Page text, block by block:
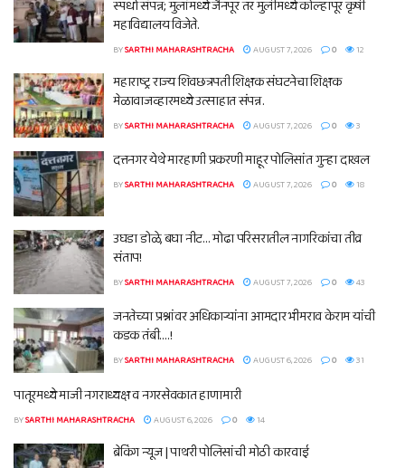
स्पर्धा संपन्न; मुलांमध्ये जैनपूर तर मुलींमध्ये कोल्हापूर कृषी
महाविद्यालय विजेते.
BYSARTHI MAHARASHTRACHA AUGUST 7, 2026 0 12
महाराष्ट्र राज्य शिवछत्रपती शिक्षक संघटनेचा शिक्षक
मेळावाजव्हारमध्ये उत्साहात संपन्न.
BYSARTHI MAHARASHTRACHA AUGUST 7, 2026 0 3
दत्तनगर येथे मारहाणी प्रकरणी माहूर पोलिसांत गुन्हा दाखल
BYSARTHI MAHARASHTRACHA AUGUST 7, 2026 0 18
उघडा डोळे, बघा नीट… मोढा परिसरातील नागरिकांचा तीव्र
संताप!
BYSARTHI MAHARASHTRACHA AUGUST 7, 2026 0 43
जनतेच्या प्रश्नांवर अधिकाऱ्यांना आमदार भीमराव केराम यांची
कडक तंबी….!
BYSARTHI MAHARASHTRACHA AUGUST 6, 2026 0 31
पातूरमध्ये माजी नगराध्यक्ष व नगरसेवकात हाणामारी
BYSARTHI MAHARASHTRACHA AUGUST 6, 2026 0 14
ब्रेकिंग न्यूज | पाथरी पोलिसांची मोठी कारवाई